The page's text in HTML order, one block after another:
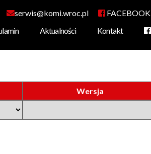
serwis@komi.wroc.pl
FACEBOOK
Aktualności Kontakt
Wersja